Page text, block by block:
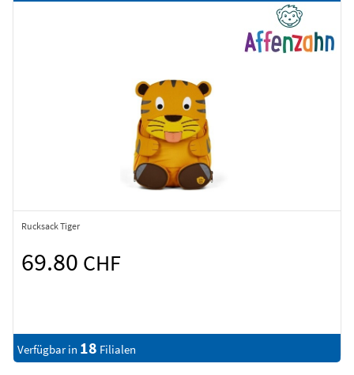
Rucksack Tiger
69.80 CHF
Verfügbar in 18 Filialen